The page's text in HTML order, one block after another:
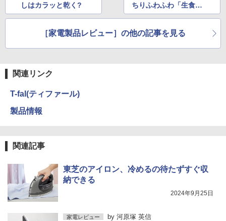
しはカラッと乾く?
ちりふわふわ「生食パ
ン」焼けました
［家電製品レビュー］の他の記事を見る
関連リンク
T-fal(ティファール)
製品情報
関連記事
東芝のアイロン、冷めるの待たずすぐ収
納できる
2024年9月25日
家電レビュー by 河原塚 英信